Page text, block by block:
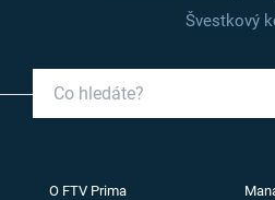
Švestkový
O FTV Prima